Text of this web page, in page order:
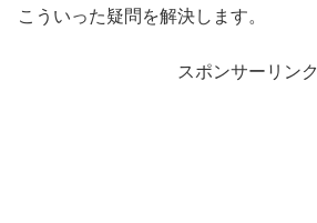
こういった疑問を解決します。
スポンサーリンク